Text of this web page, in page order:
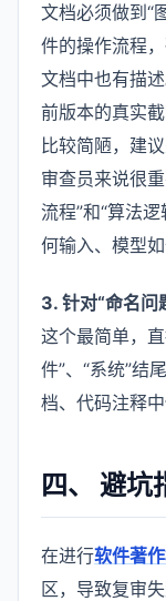
文档必须做到“
件的操作流程
文档中也有描
前版本的真实
比较简陋，建
审查员来说很
流程”和“算法
何输入、模型
3. 针对“命名问
这个最简单，
件”、“系统”结
档、代码注释中
四、 避
在进行软件著
区，导致复审失